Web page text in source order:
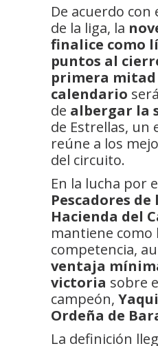
De acuerdo
de la liga, la
finalice como
puntos al
primera mitad
calendario
de albergar la
de Estrellas, un
reúne a los
del circuito.
En la lucha por
Pescadores de
Hacienda del
mantiene como
competencia,
ventaja
victoria sobre
campeón,
Ordeña de
La definición